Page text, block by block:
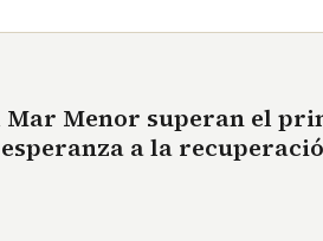
Mar Menor superan el
a la